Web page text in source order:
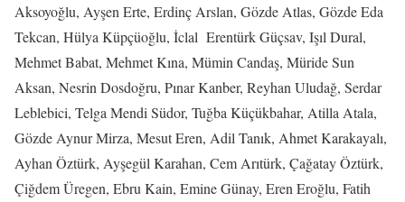
Aksoyoğlu, Ayşen Erte, Erdinç Arslan, Gözde Atlas, Gözde Eda
Tekcan, Hülya Küpçüoğlu, İclal Erentürk Güçsav, Işıl Dural,
Mehmet Babat, Mehmet Kına, Mümin Candaş, Müride Sun
Aksan, Nesrin Dosdoğru, Pınar Kanber, Reyhan Uludağ, Serdar
Leblebici, Telga Mendi Südor, Tuğba Küçükbahar, Atilla Atala,
Gözde Aynur Mirza, Mesut Eren, Adil Tanık, Ahmet Karakayalı,
Ayhan Öztürk, Ayşegül Karahan, Cem Arıtürk, Çağatay Öztürk,
Çiğdem Üregen, Ebru Kain, Emine Günay, Eren Eroğlu, Fatih